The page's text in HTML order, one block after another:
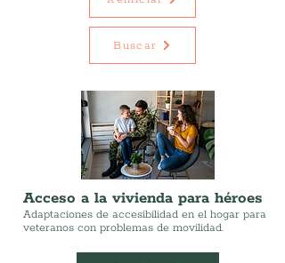
Buscar
Acceso a la vivienda para héroes
Adaptaciones de accesibilidad en el hogar para
veteranos con problemas de movilidad.